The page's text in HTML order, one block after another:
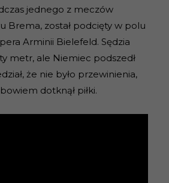
jednego z meczów
Brema, został podcięty w polu
Arminii Bielefeld. Sędzia
metr, ale Niemiec podszedł
że nie było przewinienia,
dotknął piłki.